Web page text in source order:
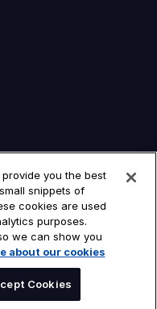
you the best
snippets of
cookies are used
purposes.
we can show you
about our cookies
Cookies